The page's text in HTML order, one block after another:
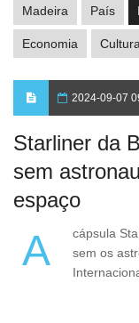
Madeira País
Economia Cultura
2024-09-07
Starliner da
sem
espaço
A cápsula Starliner da Boeing regressou hoje à Terra
sem os